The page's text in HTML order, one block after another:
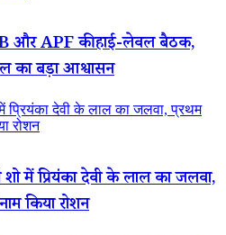
और APF की हाई-लेवल बैठक,
का बड़ा आश्वासन
प्रियंका देवी के लाल का जलवा, प्रथम
रोशन
में प्रियंका देवी के लाल का जलवा,
किया रोशन